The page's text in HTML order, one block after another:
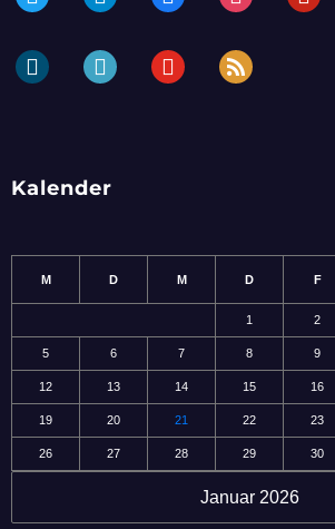
dailymotionperiscopeyoutube rss
Kalender
Januar 2026
M D M D F
1 2
5 6 7 8 9
12 13 14 15 16
19 20 21 22 23
26 27 28 29 30